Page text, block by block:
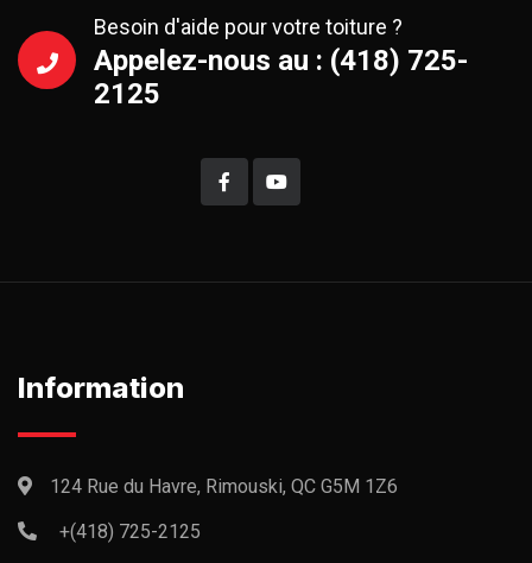
Besoin d'aide pour votre toiture ?
Appelez-nous au : (418) 725-
2125
Information
124 Rue du Havre, Rimouski, QC G5M 1Z6
+(418) 725-2125